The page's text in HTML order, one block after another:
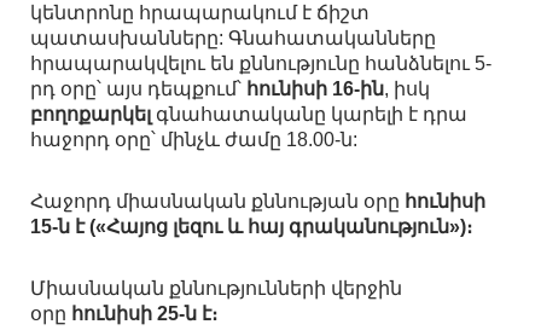
կենտրոնը հրապարակում է ճիշտ
պատասխանները: Գնահատականները
հրապարակվելու են քննությունը հանձնելու 5-
րդ օրը՝ այս դեպքում՝ հունիսի 16-ին, իսկ
բողոքարկել գնահատականը կարելի է դրա
հաջորդ օրը՝ մինչև ժամը 18.00-ն:
Հաջորդ միասնական քննության օրը հունիսի
15-ն է («Հայոց լեզու և հայ գրականություն»)։
Միասնական քննությունների վերջին
օրը հունիսի 25-ն է։